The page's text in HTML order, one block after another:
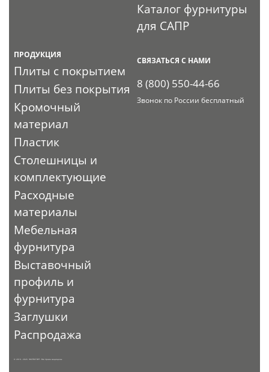
Каталог фурнитуры
для САПР
ПРОДУКЦИЯ
Плиты с покрытием
Плиты без покрытия
Кромочный
материал
Пластик
Столешницы и
комплектующие
Расходные
материалы
Мебельная
фурнитура
Выставочный
профиль и
фурнитура
Заглушки
Распродажа
СВЯЗАТЬСЯ С НАМИ
8 (800) 550-44-66
Звонок по России бесплатный
© 2010 - 2026. ЭКСПО-ТОРГ. Все права защищены.